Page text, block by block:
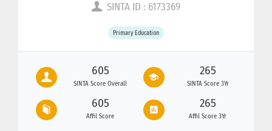
SINTA ID : 6173369
Primary Education
605
SINTA Score Overall
265
SINTA Score 3Yr
605
Affil Score
265
Affil Score 3Yr